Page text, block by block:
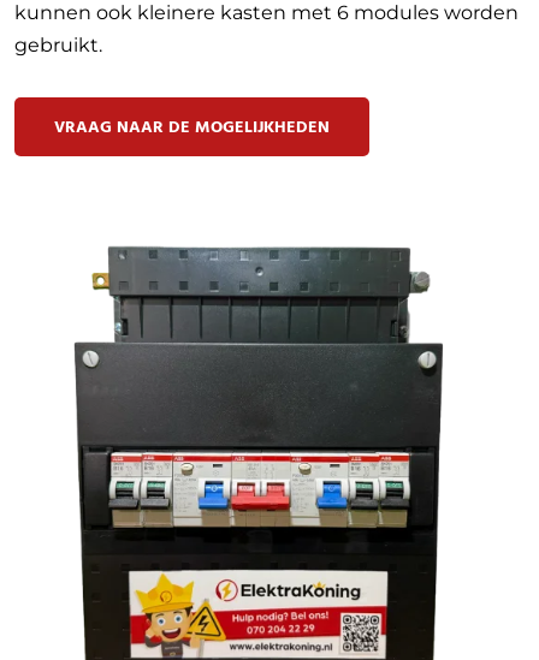
kunnen ook kleinere kasten met 6 modules worden
gebruikt.
VRAAG NAAR DE MOGELIJKHEDEN